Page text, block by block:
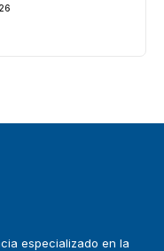
especializado en la